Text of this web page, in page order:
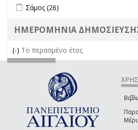
Apply Σάμος filter
Σάμος (26)
ΗΜΕΡΟΜΗΝΙΑ
(-) Remove Το περασμένο έτος filter
Το περασμένο έτος